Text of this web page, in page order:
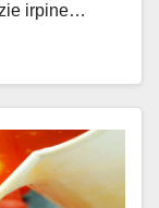
irpine…